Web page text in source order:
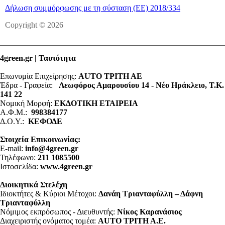
Δήλωση συμμόρφωσης με τη σύσταση (ΕΕ) 2018/334
Copyright © 2026
4green.gr | Ταυτότητα
Επωνυμία Επιχείρησης: AUTO ΤΡΙΤΗ ΑΕ
Έδρα - Γραφεία: Λεωφόρος Αμαρουσίου 14 - Νέο Ηράκλειο, Τ.Κ.
141 22
Νομική Μορφή: ΕΚΔΟΤΙΚΗ ΕΤΑΙΡΕΙΑ
Α.Φ.Μ.: 998384177
Δ.Ο.Υ.: ΚΕΦΟΔΕ
Στοιχεία Επικοινωνίας:
E-mail: info@4green.gr
Τηλέφωνο: 211 1085500
Ιστοσελίδα: www.4green.gr
Διοικητικά Στελέχη
Ιδιοκτήτες & Κύριοι Μέτοχοι: Δανάη Τριανταφύλλη – Δάφνη
Τριανταφύλλη
Νόμιμος εκπρόσωπος - Διευθυντής: Νίκος Καρανάσιος
Διαχειριστής ονόματος τομέα: ΑUTO ΤΡΙΤΗ Α.Ε.